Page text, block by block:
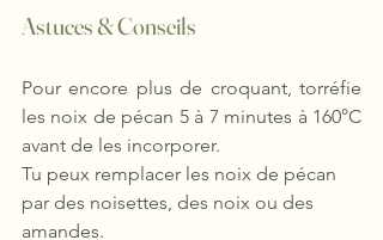
Astuces & Conseils
Pour encore plus de croquant, torréfie
les noix de pécan 5 à 7 minutes à 160°C
avant de les incorporer.
Tu peux remplacer les noix de pécan
par des noisettes, des noix ou des
amandes.